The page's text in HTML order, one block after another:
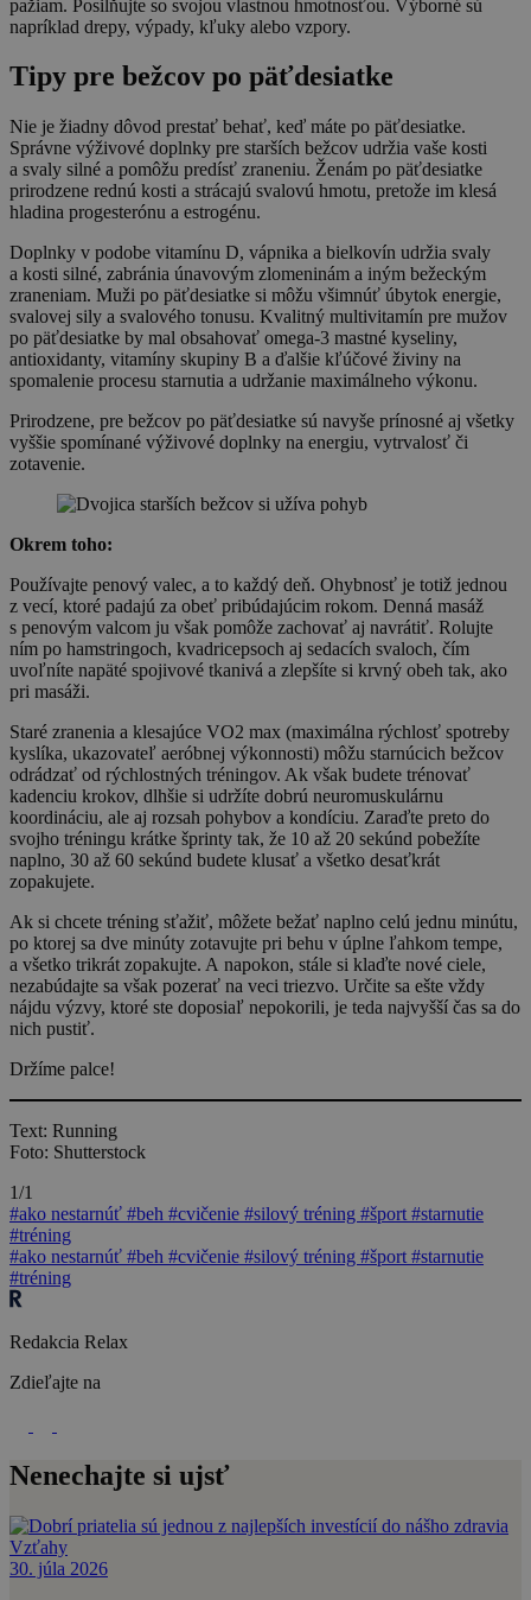
pažiam. Posilňujte so svojou vlastnou hmotnosťou. Výborné sú
napríklad drepy, výpady, kľuky alebo vzpory.
Tipy pre bežcov po päťdesiatke
Nie je žiadny dôvod prestať behať, keď máte po päťdesiatke.
Správne výživové doplnky pre starších bežcov udržia vaše kosti
a svaly silné a pomôžu predísť zraneniu. Ženám po päťdesiatke
prirodzene rednú kosti a strácajú svalovú hmotu, pretože im klesá
hladina progesterónu a estrogénu.
Doplnky v podobe vitamínu D, vápnika a bielkovín udržia svaly
a kosti silné, zabránia únavovým zlomeninám a iným bežeckým
zraneniam. Muži po päťdesiatke si môžu všimnúť úbytok energie,
svalovej sily a svalového tonusu. Kvalitný multivitamín pre mužov
po päťdesiatke by mal obsahovať omega-3 mastné kyseliny,
antioxidanty, vitamíny skupiny B a ďalšie kľúčové živiny na
spomalenie procesu starnutia a udržanie maximálneho výkonu.
Prirodzene, pre bežcov po päťdesiatke sú navyše prínosné aj všetky
vyššie spomínané výživové doplnky na energiu, vytrvalosť či
zotavenie.
Okrem toho:
Používajte penový valec, a to každý deň. Ohybnosť je totiž jednou
z vecí, ktoré padajú za obeť pribúdajúcim rokom. Denná masáž
s penovým valcom ju však pomôže zachovať aj navrátiť. Rolujte
ním po hamstringoch, kvadricepsoch aj sedacích svaloch, čím
uvoľníte napäté spojivové tkanivá a zlepšíte si krvný obeh tak, ako
pri masáži.
Staré zranenia a klesajúce VO2 max (maximálna rýchlosť spotreby
kyslíka, ukazovateľ aeróbnej výkonnosti) môžu starnúcich bežcov
odrádzať od rýchlostných tréningov. Ak však budete trénovať
kadenciu krokov, dlhšie si udržíte dobrú neuromuskulárnu
koordináciu, ale aj rozsah pohybov a kondíciu. Zaraďte preto do
svojho tréningu krátke šprinty tak, že 10 až 20 sekúnd pobežíte
naplno, 30 až 60 sekúnd budete klusať a všetko desaťkrát
zopakujete.
Ak si chcete tréning sťažiť, môžete bežať naplno celú jednu minútu,
po ktorej sa dve minúty zotavujte pri behu v úplne ľahkom tempe,
a všetko trikrát zopakujte. A napokon, stále si klaďte nové ciele,
nezabúdajte sa však pozerať na veci triezvo. Určite sa ešte vždy
nájdu výzvy, ktoré ste doposiaľ nepokorili, je teda najvyšší čas sa do
nich pustiť.
Držíme palce!
Text: Running
Foto: Shutterstock
1/1
#ako nestarnúť #beh #cvičenie #silový tréning #šport #starnutie
#tréning
#ako nestarnúť #beh #cvičenie #silový tréning #šport #starnutie
#tréning
Redakcia Relax
Zdieľajte na
Nenechajte si ujsť
Vzťahy
30. júla 2026